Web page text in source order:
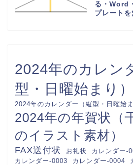
る・Word
プレート
2024年のカレン
型・日曜始まり）
2024年のカレンダー（縦型・日曜始ま
2024年の年賀状（
のイラスト素材）
FAX送付状 お礼状 カレンダー-
カレンダー-0003
カレンダー-0004